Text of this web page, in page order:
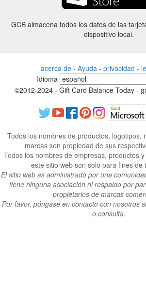
GCB almacena todos los datos de las
dispositivo local.
acerca de- Ayuda - privacidad -
Idioma
©2012-2024 - Gift Card Balance Today -
Todos los nombres de productos, logotipos,
marcas son propiedad de sus
Todos los nombres de empresas, productos
este sitio web son solo para fines de
El sitio web es administrado por una
tiene ninguna asociación ni respaldo por
propietarios de marcas
Por favor, póngase en contacto con nosotros
o consulta.